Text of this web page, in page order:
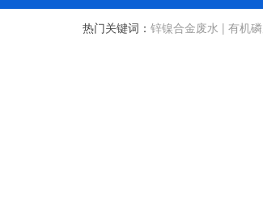
热门关键词： 锌镍合金废水 | 有机